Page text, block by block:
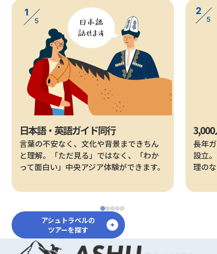
日本語・英語ガイド同行
言葉の不安なく、文化や背景まできちん
と理解。「ただ見る」ではなく、「わか
って面白い」中央アジア体験ができます。
長年
設立
理の
アシュトラベルの
ツアーを探す